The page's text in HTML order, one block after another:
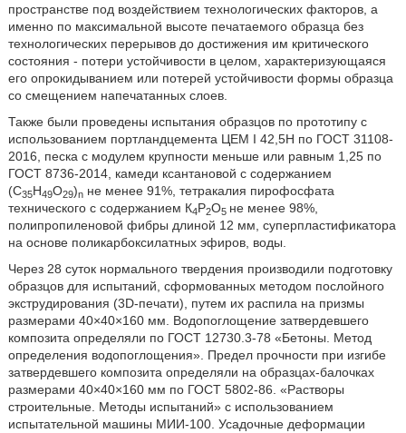
пространстве под воздействием технологических факторов, а
именно по максимальной высоте печатаемого образца без
технологических перерывов до достижения им критического
состояния - потери устойчивости в целом, характеризующаяся
его опрокидыванием или потерей устойчивости формы образца
со смещением напечатанных слоев.
Также были проведены испытания образцов по прототипу с
использованием портландцемента ЦЕМ I 42,5Н по ГОСТ 31108-
2016, песка с модулем крупности меньше или равным 1,25 по
ГОСТ 8736-2014, камеди ксантановой с содержанием
(C35Н49О29)nне менее 91%, тетракалия пирофосфата
технического с содержанием К4Р2О5 не менее 98%,
полипропиленовой фибры длиной 12 мм, суперпластификатора
на основе поликарбоксилатных эфиров, воды.
Через 28 суток нормального твердения производили подготовку
образцов для испытаний, сформованных методом послойного
экструдирования (3D-печати), путем их распила на призмы
размерами 40×40×160 мм. Водопоглощение затвердевшего
композита определяли по ГОСТ 12730.3-78 «Бетоны. Метод
определения водопоглощения». Предел прочности при изгибе
затвердевшего композита определяли на образцах-балочках
размерами 40×40×160 мм по ГОСТ 5802-86. «Растворы
строительные. Методы испытаний» с использованием
испытательной машины МИИ-100. Усадочные деформации